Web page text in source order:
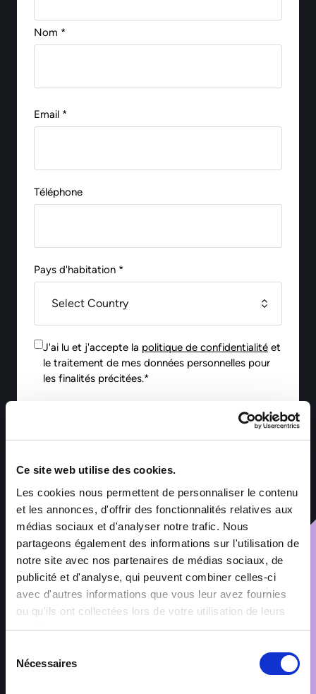
Ce site web utilise des cookies.
Les cookies nous permettent de personnaliser le contenu
et les annonces, d'offrir des fonctionnalités relatives aux
médias sociaux et d'analyser notre trafic. Nous
partageons également des informations sur l'utilisation de
notre site avec nos partenaires de médias sociaux, de
publicité et d'analyse, qui peuvent combiner celles-ci
avec d'autres informations que vous leur avez fournies
ou qu'ils ont collectées lors de votre utilisation de leurs
services.
Nécessaires
Nom *
Email *
Téléphone
Pays d'habitation *
J'ai lu et j'accepte la politique de confidentialité et
le traitement de mes données personnelles pour
les finalités précitées.*
formulaire font l’objet d’un traitement informatisé ayant pour
finalité la gestion des fichiers de candidatures et du
recrutement. Les informations marquées d’un astérisque sont
obligatoires – leur non-renseignement entraîne l’impossibilité
de traiter la demande. Ces informations sont exclusivement
destinées aux services de Sofitex Luxembourg, à ses clients et
à ses éventuels sous-traitants intervenant dans le cadre de la
prestation. Les données sont conservées pendant les durées
nécessaires aux finalités pour lesquelles elles sont traitées,
telles que précisées dans notre Politique de protection des
données. Conformément au Règlement (UE) 2016/679 relatif à
la protection des données à caractère personnel, vous disposez
d’opposition pour motifs légitimes, en adressant votre demande
accompagnée d’une pièce d’identité à : rgpd@sofitex.lu